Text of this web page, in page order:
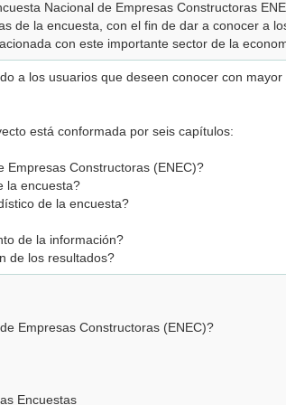
Nacional de Empresas Constructoras
de la encuesta, con el fin de dar a conocer a
con este importante sector de la
a los usuarios que deseen conocer con
está conformada por seis capítulos:
Empresas Constructoras (ENEC)?
la encuesta?
de la encuesta?
de la información?
de los resultados?
Empresas Constructoras (ENEC)?
Encuestas